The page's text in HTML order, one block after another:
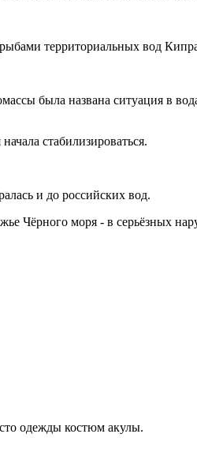
территориальных вод
была названа ситуация в
стабилизироваться.
и до российских вод.
Чёрного моря - в серьёзных
одежды костюм акулы.